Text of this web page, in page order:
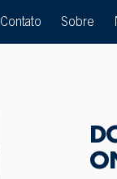
Contato Sobre